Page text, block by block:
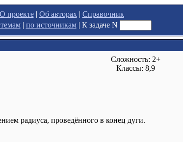
О проекте| Об авторах| Справочник
| по источникам| К задаче N
Сложность: 2+
Классы: 8,9
радиуса, проведённого в конец дуги.